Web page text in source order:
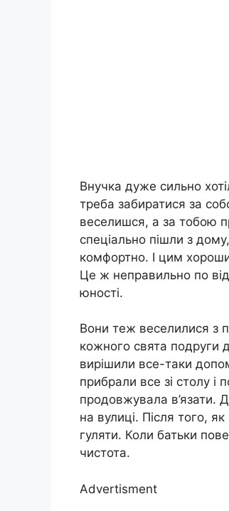
Внучка дуже сильно
треба забиратися за
веселишся, а за тобою
спеціально пішли з
комфортно. І цим
Це ж неправильно по
юності.
Вони теж веселилися з
кожного свята подруги
вирішили все-таки
прибрали все зі столу і
продовжувала в’язати.
на вулиці. Після того,
гуляти. Коли батьки
чистота.
Advertisment